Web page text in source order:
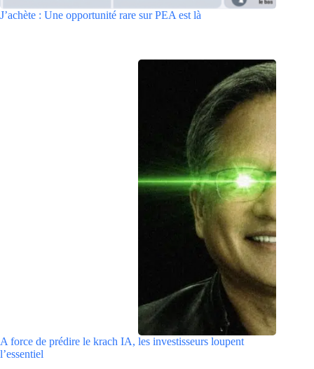
J’achète : Une opportunité rare sur PEA est là
A force de prédire le krach IA, les investisseurs loupent
l’essentiel